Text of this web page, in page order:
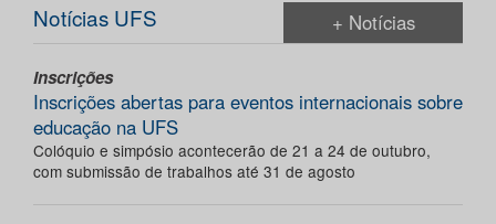
Notícias UFS + Notícias
Inscrições
Inscrições abertas para eventos internacionais sobre
educação na UFS
Colóquio e simpósio acontecerão de 21 a 24 de outubro,
com submissão de trabalhos até 31 de agosto